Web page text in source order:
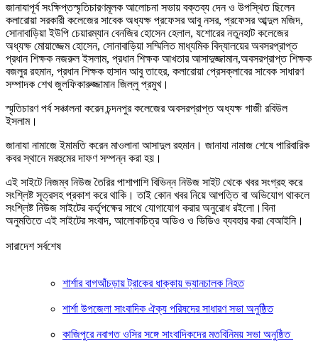
জানাযাপূর্ব সংক্ষিপ্তস্মৃতিচারণমূলক আলোচনা সভায় বক্তব্য দেন ও উপস্থিত ছিলেন
কলারোয়া সরকারী কলেজের সাবেক অধ্যক্ষ প্রফেসর আবু নসর, প্রফেসর আব্দুল মজিদ,
সোনাবাড়িয়া ইউপি চেয়ারম্যান বেনজির হোসেন হেলাল, যশোরের নতুনহাট কলেজের
অধ্যক্ষ মোয়াজ্জেম হোসেন, সোনাবাড়িয়া সম্মিলিত মাধ্যমিক বিদ্যালয়ের অবসরপ্রাপ্ত
প্রধান শিক্ষক নজরুল ইসলাম, প্রধান শিক্ষক আখতার আসাদুজ্জামান,অবসরপ্রাপ্ত শিক্ষক
বজলুর রহমান, প্রধান শিক্ষক হাসান আবু তাহের, কলারোয়া প্রেসক্লাবের সাবেক সাধারণ
সম্পাদক শেখ জুলফিকারুজ্জামান জিল্লু প্রমুখ।
স্মৃতিচারণ পর্ব সঞ্চালনা করেন চন্দনপুর কলেজের অবসরপ্রাপ্ত অধ্যক্ষ গাজী রবিউল
ইসলাম।
জানাযা নামাজে ইমামতি করেন মাওলানা আসাদুল রহমান। জানাযা নামাজ শেষে পারিবারিক
কবর স্থানে মরহুমের দাফণ সম্পন্ন করা হয়।
এই সাইটে নিজম্ব নিউজ তৈরির পাশাপাশি বিভিন্ন নিউজ সাইট থেকে খবর সংগ্রহ করে
সংশ্লিষ্ট সূত্রসহ প্রকাশ করে থাকি। তাই কোন খবর নিয়ে আপত্তি বা অভিযোগ থাকলে
সংশ্লিষ্ট নিউজ সাইটের কর্তৃপক্ষের সাথে যোগাযোগ করার অনুরোধ রইলো।বিনা
অনুমতিতে এই সাইটের সংবাদ, আলোকচিত্র অডিও ও ভিডিও ব্যবহার করা বেআইনি।
সারাদেশ সর্বশেষ
শার্শার বাগআঁচড়ায় ট্রাকের ধাক্কায় ভ্যানচালক নিহত
শার্শা উপজেলা সাংবাদিক ঐক্য পরিষদের সাধারণ সভা অনুষ্ঠিত
কাজিপুরে নবাগত ওসির সঙ্গে সাংবাদিকদের মতবিনিময় সভা অনুষ্ঠিত